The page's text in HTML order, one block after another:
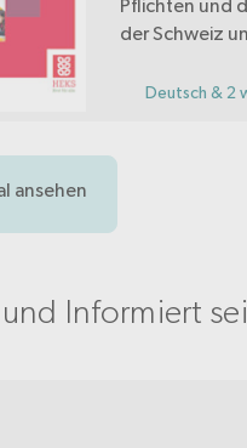
Pflichten und
der Schweiz
Orientierung,
Deutsch & 2
ansehen
Informiert